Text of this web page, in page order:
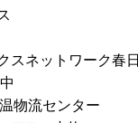
スネットワーク春
物流センター